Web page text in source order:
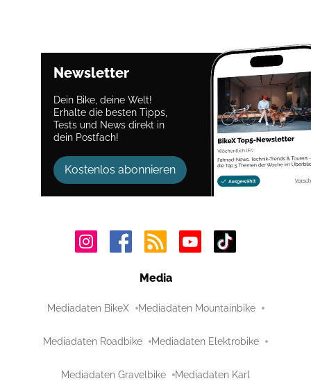
Newsletter
Dein Bike, deine Welt!
Erhalte die besten Tipps,
Tests und News direkt in
dein Postfach!
Kostenlos abonnieren
Media
Mediadaten BikeX Mediadaten Mountainbike
Mediadaten Roadbike Mediadaten Elektrobike
Mediadaten Gravelbike Mediadaten Karl